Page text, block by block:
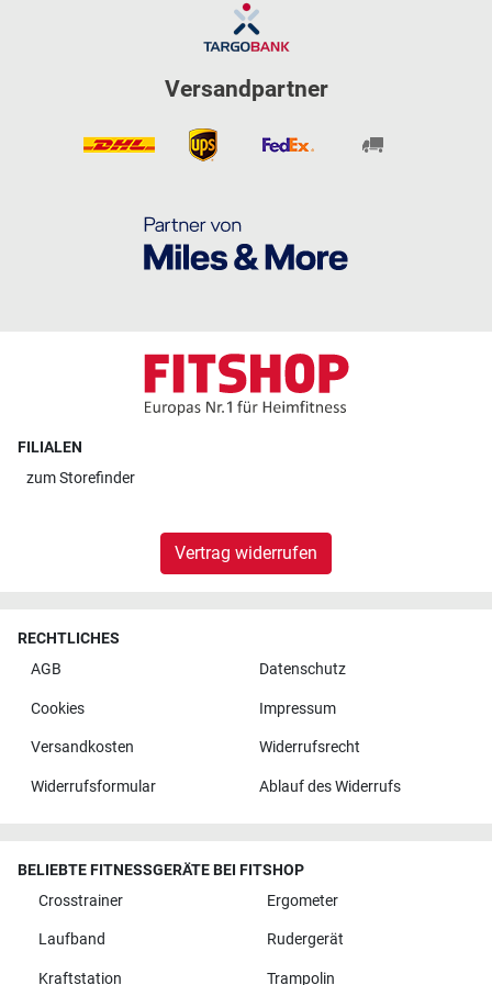
Versandpartner
FILIALEN
zumStorefinder
Vertrag widerrufen
RECHTLICHES
AGB
Datenschutz
Cookies Impressum
Versandkosten Widerrufsrecht
Widerrufsformular Ablauf des Widerrufs
BELIEBTE FITNESSGERÄTE BEI FITSHOP
Crosstrainer
Ergometer
Laufband Rudergerät
Kraftstation Trampolin